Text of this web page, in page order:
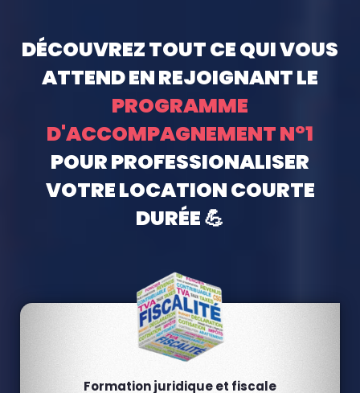
DÉCOUVREZ TOUT CE QUI VOUS
ATTEND EN REJOIGNANT LE
PROGRAMME
D'ACCOMPAGNEMENT N°1
POUR PROFESSIONALISER
VOTRE LOCATION COURTE
DURÉE 💪
Formation juridique et fiscale